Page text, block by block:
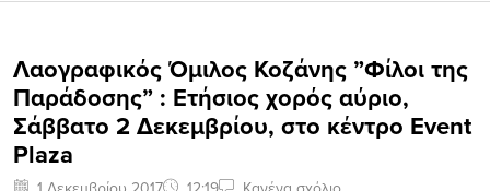
Λαογραφικός Όμιλος Κοζάνης ”Φίλοι της
Παράδοσης” : Ετήσιος χορός αύριο,
Σάββατο 2 Δεκεμβρίου, στο κέντρο Event
Plaza